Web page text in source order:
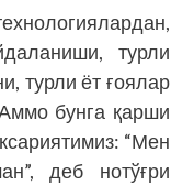
турли
турли ёт ғоялар
бунга қарши
“Мен
деб нотўғри